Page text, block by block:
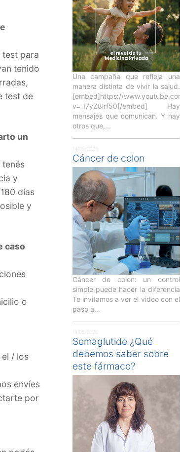
test para
tenido
test de
un
tenés
y
días
y
caso
o
/ los
envíes
por
Una campaña que refleja una
manera distinta de vivir la salud.
[embed]https://
v=_I7yZ8lrf50[/embed] Hay
mensajes que comunican. Y hay
otros que,...
14/05/2026
Cáncer de colon
Cáncer de colon: un control
simple puede hacer la diferencia
Te invitamos a ver el video con el
paso a...
14/05/2026
Semaglutide ¿Qué
debemos saber sobre
este fármaco?